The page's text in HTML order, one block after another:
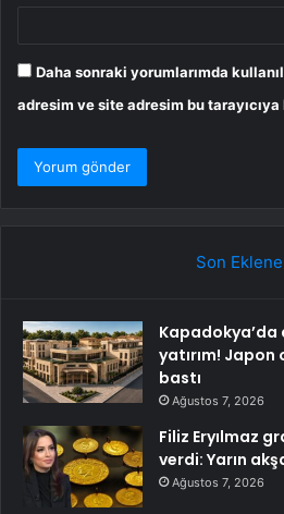
Daha sonraki yorumlarımda
adresim ve site adresim bu
Son
yatırım!
bastı
Ağustos 7, 2026
Filiz Eryılmaz
verdi: Yarın
Ağustos 7, 2026